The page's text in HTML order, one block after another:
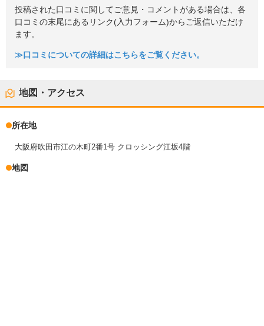
投稿された口コミに関してご意見・コメントがある場合は、各
口コミの末尾にあるリンク(入力フォーム)からご返信いただけ
ます。
≫口コミについての詳細はこちらをご覧ください。
地図・アクセス
所在地
大阪府吹田市江の木町2番1号 クロッシング江坂4階
地図